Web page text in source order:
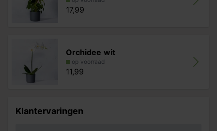
17,99
Orchidee wit
op voorraad
11,99
Klantervaringen